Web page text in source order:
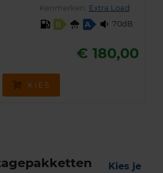
Kenmerken: Extra Load
B
A 70dB
€ 180,00
KIES
Kies je